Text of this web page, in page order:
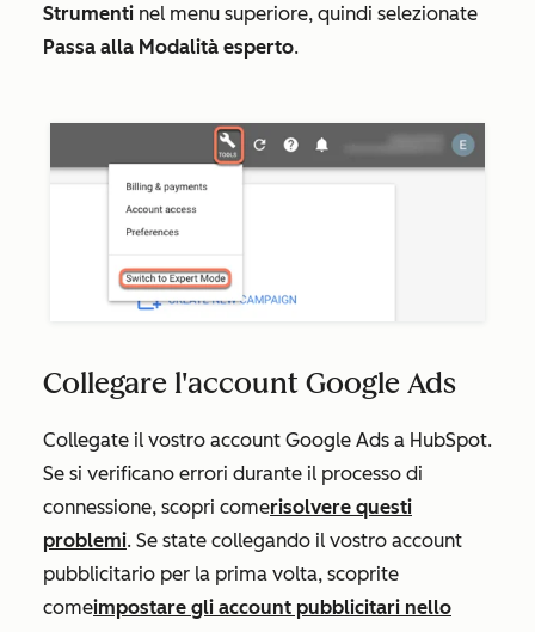
Strumenti nel menu superiore, quindi selezionate
Passa alla Modalità esperto.
Collegare l'account Google Ads
Collegate il vostro account Google Ads a HubSpot.
Se si verificano errori durante il processo di
connessione, scopri comerisolvere questi
problemi. Se state collegando il vostro account
pubblicitario per la prima volta, scoprite
comeimpostare gli account pubblicitari nello